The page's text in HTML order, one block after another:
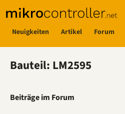
Neuigkeiten Artikel Forum
Bauteil: LM2595
Beiträge im Forum